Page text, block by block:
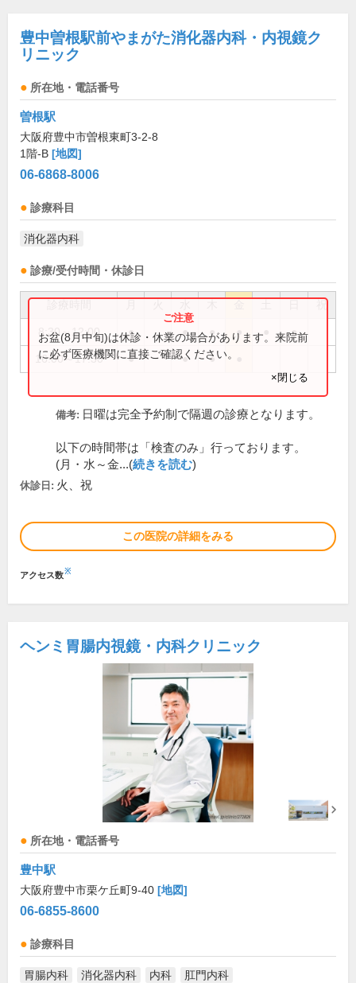
豊中曽根駅前やまがた消化器内科・内視鏡ク
リニック
所在地・電話番号
曽根駅
大阪府豊中市曽根東町3-2-8
1階-B [地図]
06-6868-8006
診療科目
消化器内科
診療/受付時間・休診日
祝
8:30～12:00 ● ● ● ● ●
16:00～17:30 ● ● ●
お盆(8月中旬)は休診・休業の場合があります。来院前
に必ず医療機関に直接ご確認ください。
×閉じる
備考: 日曜は完全予約制で隔週の診療となります。
以下の時間帯は「検査のみ」行っております。
(月・水～金...(続きを読む)
休診日: 火、祝
この医院の詳細をみる
アクセス数※
ヘンミ胃腸内視鏡・内科クリニック
所在地・電話番号
豊中駅
大阪府豊中市栗ケ丘町9-40 [地図]
06-6855-8600
診療科目
胃腸内科 消化器内科 内科 肛門内科